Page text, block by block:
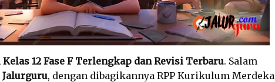
12 Fase F Terlengkap dan Revisi Terbaru. Salam
Jalurguru, dengan dibagikannya RPP Kurikulum Merdeka